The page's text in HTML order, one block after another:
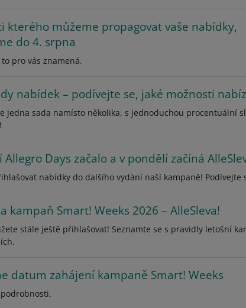
kterého můžeme propagovat vaše nabídky,
do 4. srpna
pro vás znamená.
nabídek – podívejte se, jaké možnosti
jedna sada namísto několika, s jednoduchou procentuální
Allegro Days začalo a v pondělí začíná
nabídky do dalšího vydání naší kampaně! Podívejte
kampaň Smart! Weeks 2026 – AlleSleva!
stále ještě přihlašovat! Seznamte se s pravidly letošní
datum zahájení kampaně Smart! Weeks